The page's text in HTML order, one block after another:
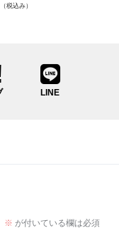
（税込み）
LINE
※ が付いている欄は必須